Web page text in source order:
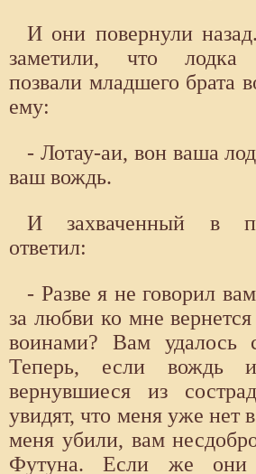
И они повернули
заметили, что лодка
позвали младшего брата
ему:
- Лотау-аи, вон ваша
ваш вождь.
И захваченный в
ответил:
- Разве я не говорил
за любви ко мне
воинами? Вам удалось
Теперь, если вождь
вернувшиеся из
увидят, что меня уже нет
меня убили, вам
Футуна. Если же они